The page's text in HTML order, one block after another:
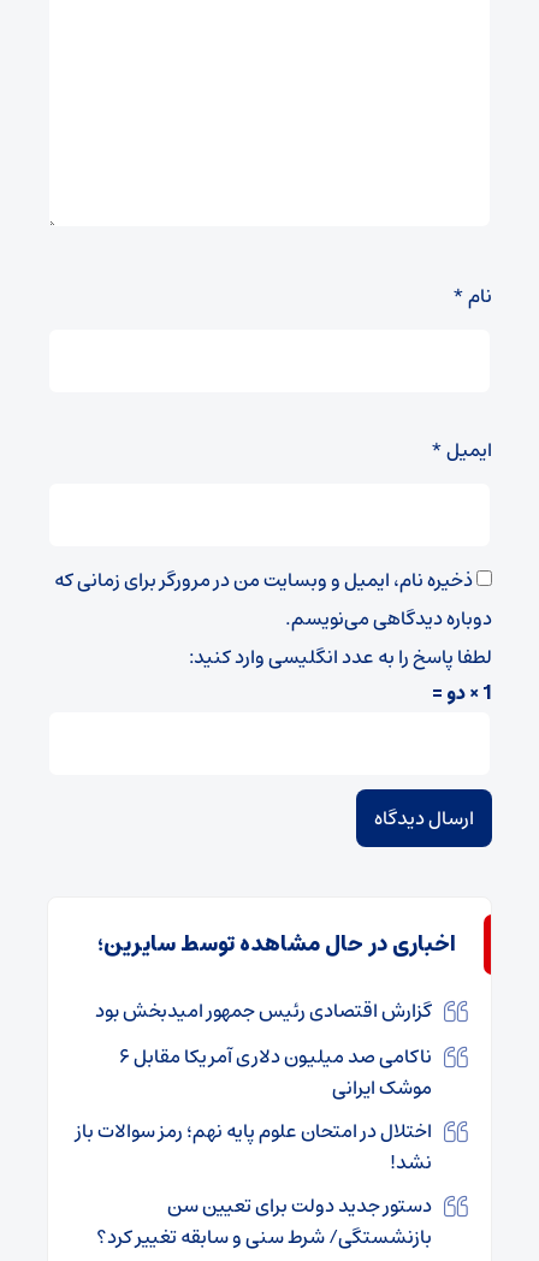
نام*
ایمیل*
ذخیره نام، ایمیل و وبسایت من در مرورگر برای زمانی که
دوباره دیدگاهی می‌نویسم.
لطفا پاسخ را به عدد انگلیسی وارد کنید:
1 × دو =
اخباری در حال مشاهده توسط سایرین؛
گزارش اقتصادی رئیس جمهور امیدبخش بود
ناکامی صد میلیون دلاری آمریکا مقابل ۶
موشک ایرانی
اختلال در امتحان علوم پایه نهم؛ رمز سوالات باز
نشد!
دستور جدید دولت برای تعیین سن
بازنشستگی/ شرط سنی و سابقه تغییر کرد؟